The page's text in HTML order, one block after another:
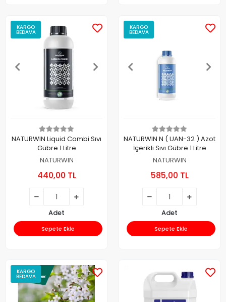
KARGO
BEDAVA
NATURWIN Liquid Combi Sıvı
Gübre 1 Litre
NATURWIN
440,00 TL
Adet
Sepete Ekle
KARGO
BEDAVA
NATURWIN N ( UAN-32 ) Azot
İçerikli Sıvı Gübre 1 Litre
NATURWIN
585,00 TL
Adet
Sepete Ekle
KARGO
BEDAVA